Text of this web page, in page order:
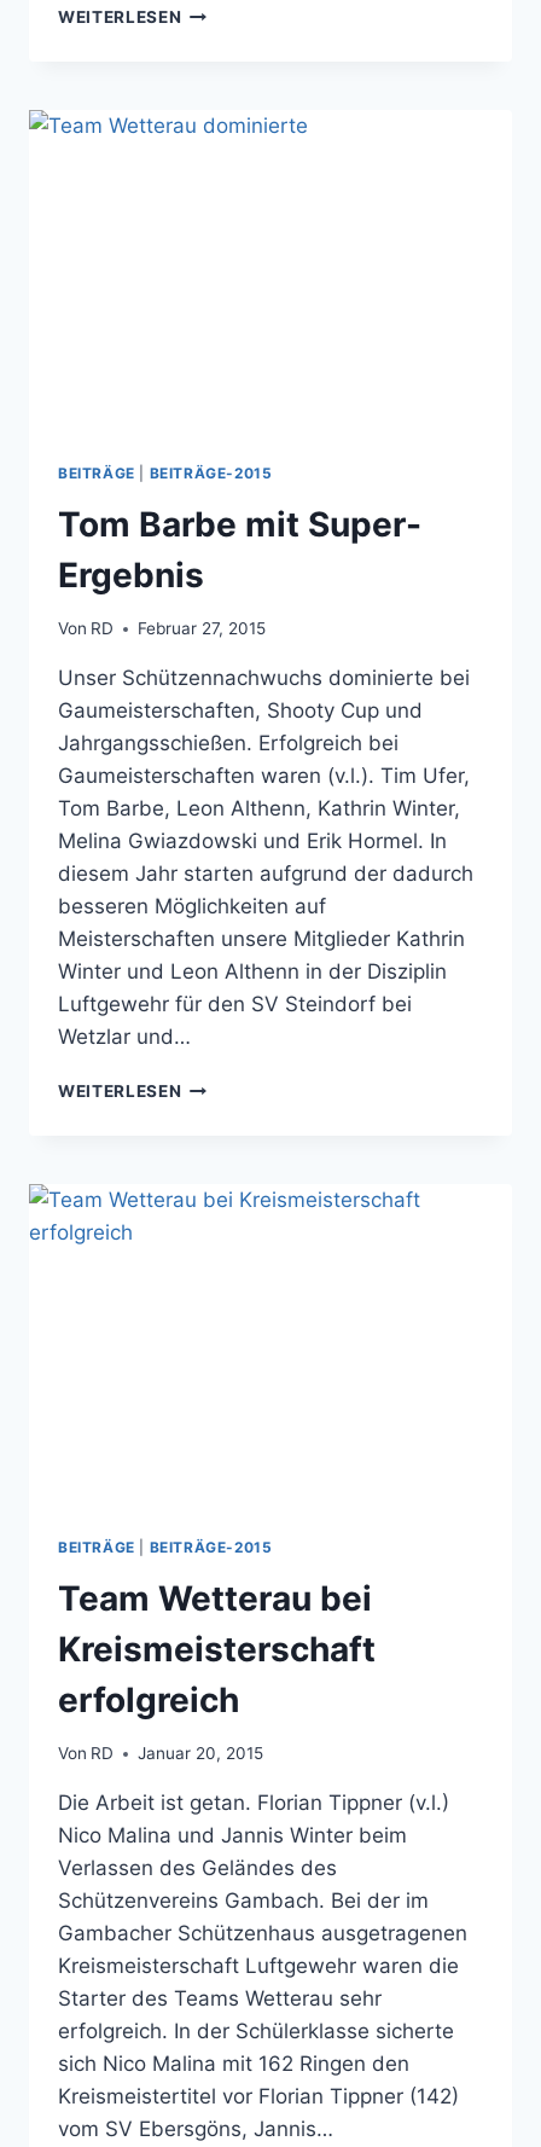
WEITERLESEN EMILY
ZUM
BEITRÄGE BEITRÄGE-2015
Tom Barbe mit Super-
Ergebnis
Von RD Februar 27, 2015
Unser Schützennachwuchs dominierte bei
Gaumeisterschaften, Shooty Cup und
Jahrgangsschießen. Erfolgreich bei
Gaumeisterschaften waren (v.l.). Tim Ufer,
Tom Barbe, Leon Althenn, Kathrin Winter,
Melina Gwiazdowski und Erik Hormel. In
diesem Jahr starten aufgrund der dadurch
besseren Möglichkeiten auf
Meisterschaften unsere Mitglieder Kathrin
Winter und Leon Althenn in der Disziplin
Luftgewehr für den SV Steindorf bei
Wetzlar und…
WEITERLESEN TOM
ERGEBNIS
BEITRÄGE BEITRÄGE-2015
Team Wetterau bei
Kreismeisterschaft
erfolgreich
Von RD Januar 20, 2015
Die Arbeit ist getan. Florian Tippner (v.l.)
Nico Malina und Jannis Winter beim
Verlassen des Geländes des
Schützenvereins Gambach. Bei der im
Gambacher Schützenhaus ausgetragenen
Kreismeisterschaft Luftgewehr waren die
Starter des Teams Wetterau sehr
erfolgreich. In der Schülerklasse sicherte
sich Nico Malina mit 162 Ringen den
Kreismeistertitel vor Florian Tippner (142)
vom SV Ebersgöns, Jannis…